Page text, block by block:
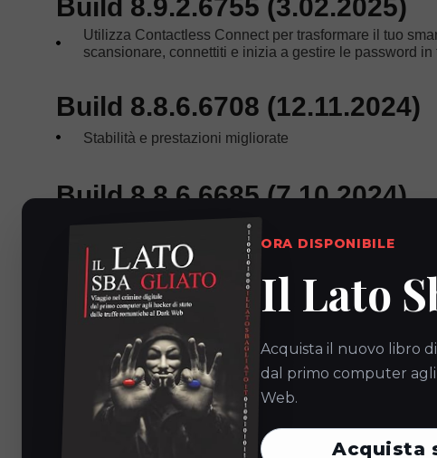
ORA DISPONIBILE
Il Lato
Acquista il nuovo libro
dal primo computer
Web.
Acquista
Build 8.9.2.6755 (3.02.2025)
Utilizza Contactless Connect per trasformare il tuo
scansionare, connettiti e inizia a gestire le password in
Build 8.8.6.6708 (12.11.2024)
Stabilità e prestazioni migliorate
Build 8.8.6.6685 (7.10.2024)
Stabilità e prestazioni migliorate
Build 8.8.6.6620 (10.06.2024)
Stabilità e prestazioni migliorate
Build 8.8.5.6593 (5.05.2024)
Stabilità e prestazioni migliorate